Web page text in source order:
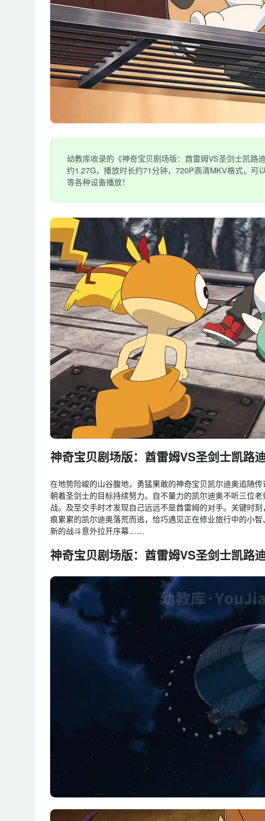
幼教库收录的《神奇宝贝剧场版：酋雷姆VS圣剑士凯路
约1.27G，播放时长约71分钟，720P高清MKV格式，可
等各种设备播放！
神奇宝贝剧场版：酋雷姆VS圣剑士凯路
在地势险峻的山谷腹地，勇猛果敢的神奇宝贝凯尔迪奥追随
朝着圣剑士的目标持续努力。自不量力的凯尔迪奥不听三位
战。及至交手时才发现自己远远不是酋雷姆的对手。关键时
痕累累的凯尔迪奥落荒而逃，恰巧遇见正在修业旅行中的小
新的战斗意外拉开序幕……
神奇宝贝剧场版：酋雷姆VS圣剑士凯路